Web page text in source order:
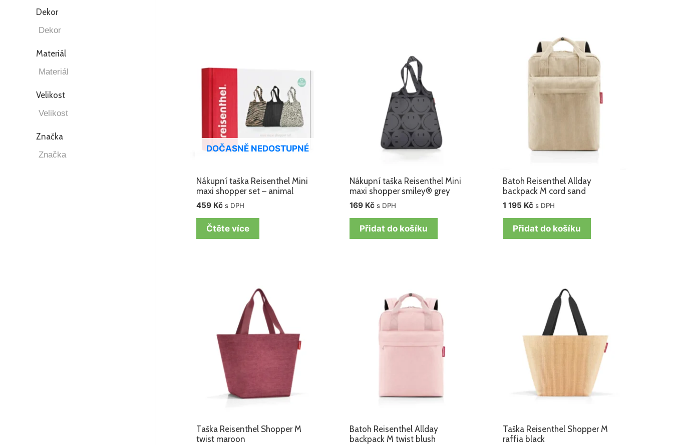
Dekor
Materiál
Velikost
Značka
DOČASNĚ NEDOSTUPNÉ
Nákupní taška Reisenthel Mini
maxi shopper set – animal
459 Kč s DPH
Čtěte více
Nákupní taška Reisenthel Mini
maxi shopper smiley® grey
169 Kč s DPH
Přidat do košíku
Batoh Reisenthel Allday
backpack M cord sand
1 195 Kč s DPH
Přidat do košíku
Taška Reisenthel Shopper M
twist maroon
Batoh Reisenthel Allday
backpack M twist blush
Taška Reisenthel Shopper M
raffia black